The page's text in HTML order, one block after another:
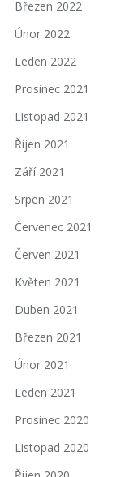
Březen 2022
Únor 2022
Leden 2022
Prosinec 2021
Listopad 2021
Říjen 2021
Září 2021
Srpen 2021
Červenec 2021
Červen 2021
Květen 2021
Duben 2021
Březen 2021
Únor 2021
Leden 2021
Prosinec 2020
Listopad 2020